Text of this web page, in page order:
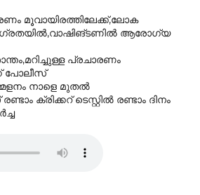
മൂവായിരത്തിലേക്ക്,ലോക
ആരോഗ്യ
പ്രചാരണം
പോലീസ്
നാളെ മുതൽ
ക്രിക്കറ് ടെസ്റ്റിൽ രണ്ടാം ദിനം